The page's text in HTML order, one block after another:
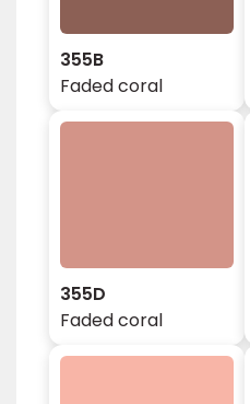
355B
Faded coral
355D
Faded coral